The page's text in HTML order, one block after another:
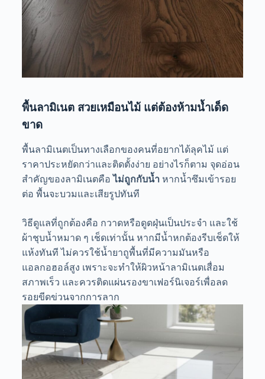
พื้นลามิเนต สวยเหมือนไม้ แต่ต้องห้ามน้ำเด็ด
ขาด
พื้นลามิเนตเป็นทางเลือกของคนที่อยากได้ลุคไม้ แต่
ราคาประหยัดกว่าและติดตั้งง่าย อย่างไรก็ตาม จุดอ่อน
สำคัญของลามิเนตคือไม่ถูกกับน้ำหากน้ำซึมเข้ารอย
ต่อ พื้นจะบวมและเสียรูปทันที
วิธีดูแลที่ถูกต้องคือ กวาดหรือดูดฝุ่นเป็นประจำ และใช้
ผ้าชุบน้ำหมาด ๆ เช็ดเท่านั้น หากมีน้ำหกต้องรีบเช็ดให้
แห้งทันที ไม่ควรใช้น้ำยาถูพื้นที่มีความมันหรือ
แอลกอฮอล์สูง เพราะจะทำให้ผิวหน้าลามิเนตเสื่อม
สภาพเร็ว และควรติดแผ่นรองขาเฟอร์นิเจอร์เพื่อลด
รอยขีดข่วนจากการลาก